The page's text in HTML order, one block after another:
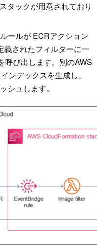
タックが用意されており
ールが ECRアクション
義されたフィルターに一
呼び出します。別のAWS
ンデックスを生成し、
シュします。